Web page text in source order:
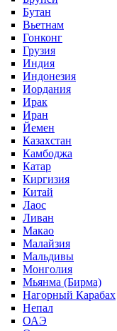
Бутан
Вьетнам
Гонконг
Грузия
Индия
Индонезия
Иордания
Ирак
Иран
Йемен
Казахстан
Камбоджа
Катар
Киргизия
Китай
Лаос
Ливан
Макао
Малайзия
Мальдивы
Монголия
Мьянма (Бирма)
Нагорный Карабах
Непал
ОАЭ